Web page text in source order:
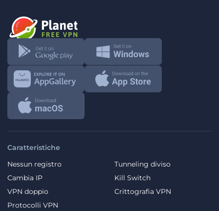
Caratteristiche
Nessun registro
Tunneling diviso
Cambia IP
Kill Switch
VPN doppio
Crittografia VPN
Protocolli VPN